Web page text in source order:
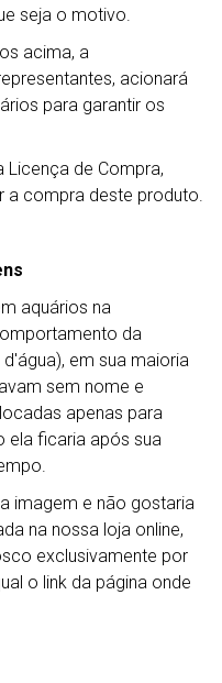
seja o motivo.
acima, a
acionará
para garantir os
de Compra,
compra deste produto.
aquários na
da
em sua maioria
sem nome e
apenas para
ficaria após sua
imagem e não gostaria
na nossa loja online,
exclusivamente por
o link da página onde